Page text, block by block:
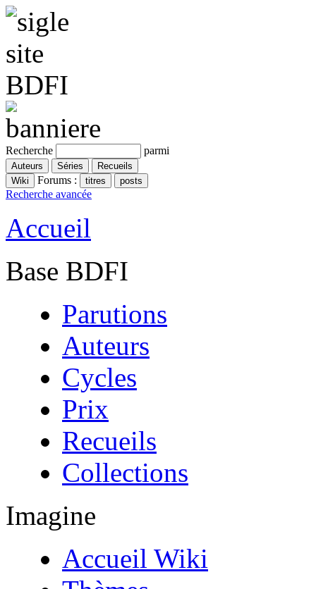
Recherche parmi
Forums :
Recherche avancée
Accueil
Base BDFI
Parutions
Auteurs
Cycles
Prix
Recueils
Collections
Imagine
Accueil Wiki